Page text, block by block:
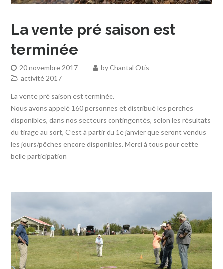
La vente pré saison est
terminée
20 novembre 2017 byChantal Otis
activité 2017
La vente pré saison est terminée.
Nous avons appelé 160 personnes et distribué les perches
disponibles, dans nos secteurs contingentés, selon les résultats
du tirage au sort, C’est à partir du 1e janvier que seront vendus
les jours/pêches encore disponibles. Merci à tous pour cette
belle participation